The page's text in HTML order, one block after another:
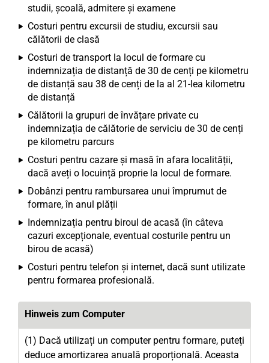
studii, școală, admitere și examene
Costuri pentru excursii de studiu, excursii sau
călătorii de clasă
Costuri de transport la locul de formare cu
indemnizația de distanță de 30 de cenți pe kilometru
de distanță sau 38 de cenți de la al 21-lea kilometru
de distanță
Călătorii la grupuri de învățare private cu
indemnizația de călătorie de serviciu de 30 de cenți
pe kilometru parcurs
Costuri pentru cazare și masă în afara localității,
dacă aveți o locuință proprie la locul de formare.
Dobânzi pentru rambursarea unui împrumut de
formare, în anul plății
Indemnizația pentru biroul de acasă (în câteva
cazuri excepționale, eventual costurile pentru un
birou de acasă)
Costuri pentru telefon și internet, dacă sunt utilizate
pentru formarea profesională.
Hinweis zum Computer
(1) Dacă utilizați un computer pentru formare, puteți
deduce amortizarea anuală proporțională. Aceasta